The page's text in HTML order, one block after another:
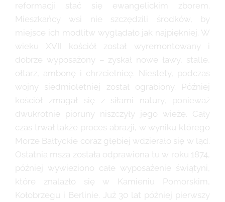
reformacji stać się ewangelickim zborem.
Mieszkańcy wsi nie szczędzili środków, by
miejsce ich modlitw wyglądało jak najpiękniej. W
wieku XVII kościół został wyremontowany i
dobrze wyposażony – zyskał nowe ławy, stalle,
ołtarz, ambonę i chrzcielnicę. Niestety, podczas
wojny siedmioletniej został ograbiony. Później
kościół zmagał się z siłami natury, ponieważ
dwukrotnie pioruny niszczyły jego wieżę. Cały
czas trwał także proces abrazji, w wyniku którego
Morze Bałtyckie coraz głębiej wdzierało się w ląd.
Ostatnia msza została odprawiona tu w roku 1874,
później wywieziono całe wyposażenie świątyni,
które znalazło się w Kamieniu Pomorskim,
Kołobrzegu i Berlinie. Już 30 lat później pierwszy